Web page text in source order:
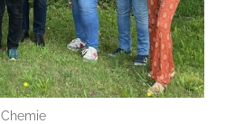
Chemie